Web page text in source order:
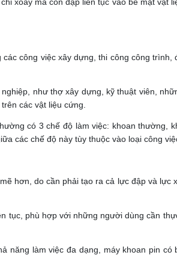
công việc xây dựng, thi công công
như thợ xây dựng, kỹ thuật viên,
các vật liệu cứng.
có 3 chế độ làm việc: khoan thường,
các chế độ này tùy thuộc vào loại công
hơn, do cần phải tạo ra cả lực đập và
tục, phù hợp với những người dùng cần
năng làm việc đa dạng, máy khoan pin